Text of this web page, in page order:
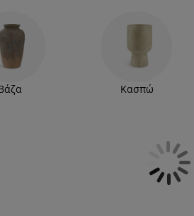
Κασπώ